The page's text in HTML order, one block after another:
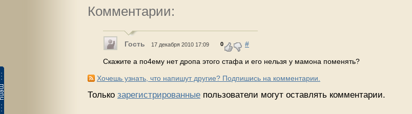
Комментарии:
Гость 17 декабря 2010 17:09 0 #
Скажите а по4ему нет дропа этого стафа и его нельзя у мамона поменять?
Хочешь узнать, что напишут другие? Подпишись на комментарии.
Только зарегистрированные пользователи могут оставлять комментарии.